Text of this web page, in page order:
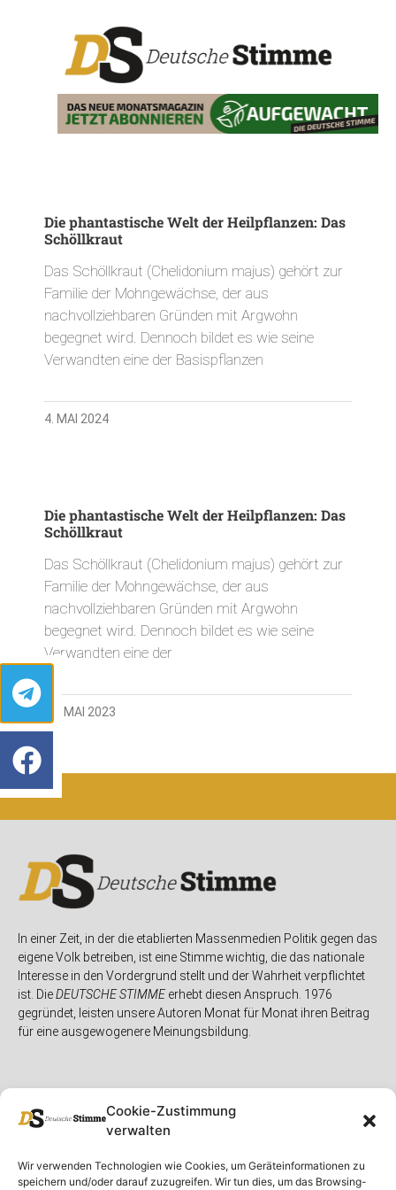
Cookie-Zustimmung
verwalten
Wir verwenden Technologien wie Cookies, um Geräteinformationen zu
speichern und/oder darauf zuzugreifen. Wir tun dies, um das Browsing-
Die phantastische Welt der Heilpflanzen: Das
Schöllkraut
Das Schöllkraut (Chelidonium majus) gehört zur
Familie der Mohngewächse, der aus
nachvollziehbaren Gründen mit Argwohn
begegnet wird. Dennoch bildet es wie seine
Verwandten eine der Basispflanzen
4. MAI 2024
Die phantastische Welt der Heilpflanzen: Das
Schöllkraut
Das Schöllkraut (Chelidonium majus) gehört zur
Familie der Mohngewächse, der aus
nachvollziehbaren Gründen mit Argwohn
begegnet wird. Dennoch bildet es wie seine
Verwandten eine der
29. MAI 2023
In einer Zeit, in der die etablierten Massenmedien Politik gegen das
eigene Volk betreiben, ist eine Stimme wichtig, die das nationale
Interesse in den Vordergrund stellt und der Wahrheit verpflichtet
ist. DieDEUTSCHE STIMMEerhebt diesen Anspruch. 1976
gegründet, leisten unsere Autoren Monat für Monat ihren Beitrag
für eine ausgewogenere Meinungsbildung.
Unser MagazinRubriken Rechtliches